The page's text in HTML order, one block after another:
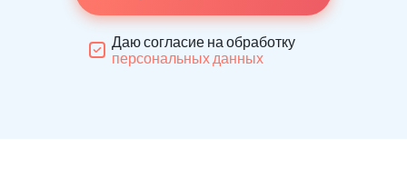
Даю согласие на обработку
персональных данных